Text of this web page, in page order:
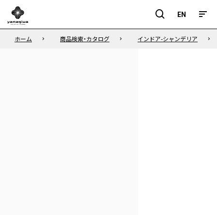
EN
EN
ホーム 商品検索・カタログ インドア-シャンデリア